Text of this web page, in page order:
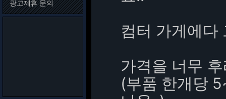
광고제휴 문의
컴터 가게에다
가격을 너무
(부품 한개당